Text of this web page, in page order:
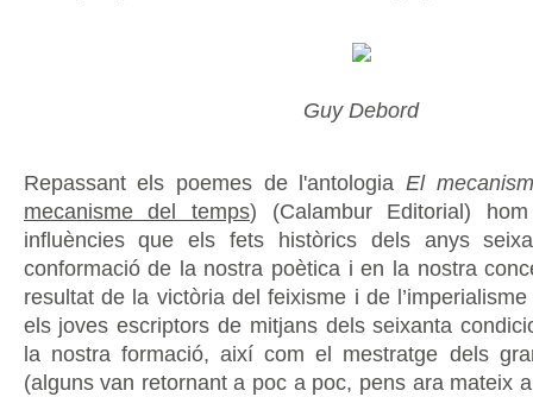
Guy Debord
Repassant els poemes de l'antologiaEl
mecanisme del temps) (Calambur Editorial)
influències que els fets històrics dels anys
conformació de la nostra poètica i en la nostra
resultat de la victòria del feixisme i de
els joves escriptors de mitjans dels seixanta
la nostra formació, així com el mestratge dels
(alguns van retornant a poc a poc, pens ara mateix